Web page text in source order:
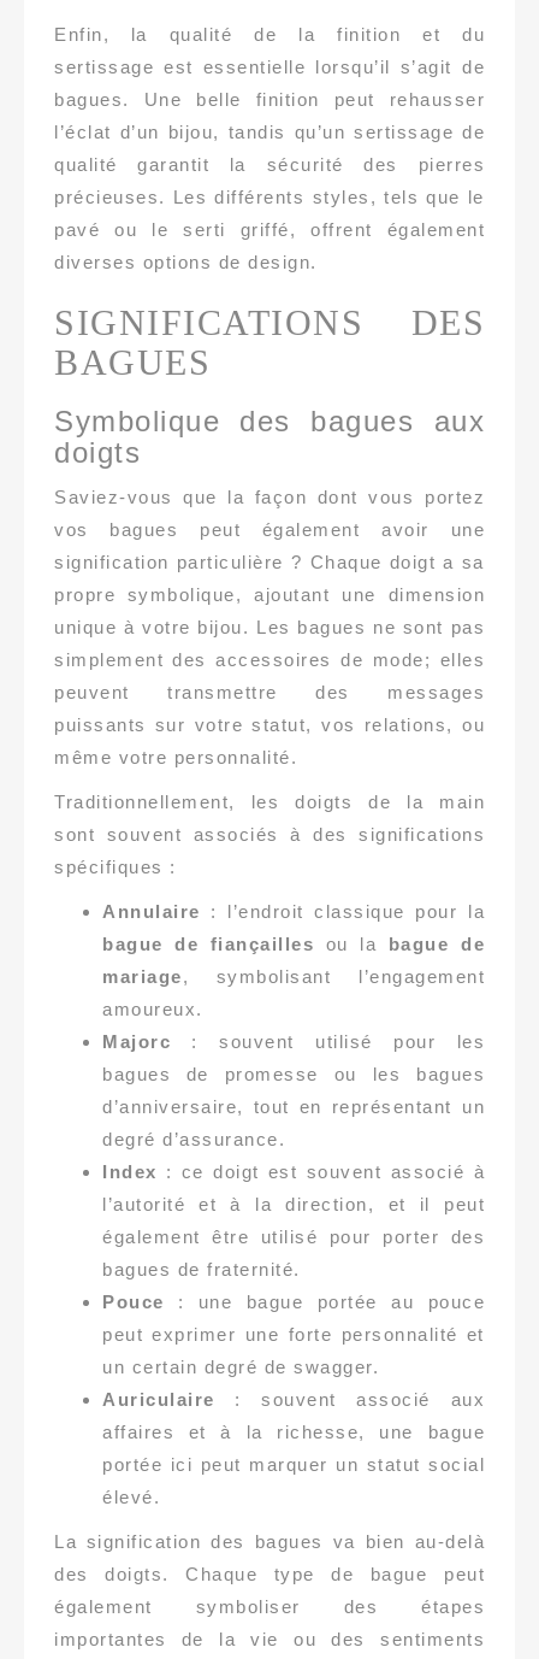
Enfin, la qualité de la finition et du
sertissage est essentielle lorsqu’il s’agit de
bagues. Une belle finition peut rehausser
l’éclat d’un bijou, tandis qu’un sertissage de
qualité garantit la sécurité des pierres
précieuses. Les différents styles, tels que le
pavé ou le serti griffé, offrent également
diverses options de design.
SIGNIFICATIONS DES
BAGUES
Symbolique des bagues aux
doigts
Saviez-vous que la façon dont vous portez
vos bagues peut également avoir une
signification particulière ? Chaque doigt a sa
propre symbolique, ajoutant une dimension
unique à votre bijou. Les bagues ne sont pas
simplement des accessoires de mode; elles
peuvent transmettre des messages
puissants sur votre statut, vos relations, ou
même votre personnalité.
Traditionnellement, les doigts de la main
sont souvent associés à des significations
spécifiques :
Annulaire : l’endroit classique pour la
bague de fiançailles ou la bague de
mariage, symbolisant l’engagement
amoureux.
Majorc : souvent utilisé pour les
bagues de promesse ou les bagues
d’anniversaire, tout en représentant un
degré d’assurance.
Index : ce doigt est souvent associé à
l’autorité et à la direction, et il peut
également être utilisé pour porter des
bagues de fraternité.
Pouce : une bague portée au pouce
peut exprimer une forte personnalité et
un certain degré de swagger.
Auriculaire : souvent associé aux
affaires et à la richesse, une bague
portée ici peut marquer un statut social
élevé.
La signification des bagues va bien au-delà
des doigts. Chaque type de bague peut
également symboliser des étapes
importantes de la vie ou des sentiments